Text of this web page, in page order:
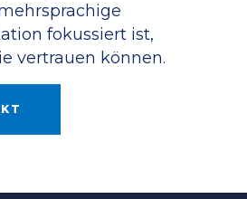
fokussiert ist,
vertrauen können.